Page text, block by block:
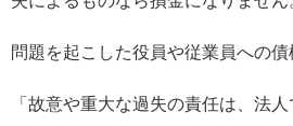
問題を起こした役員や従業員への債
「故意や重大な過失の責任は、法